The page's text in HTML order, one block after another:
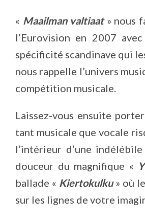
« Maailman valtiaat» nous
l’Eurovision en 2007
spécificité scandinave qui
nous rappelle l’univers
compétition musicale.
Laissez-vous ensuite
tant musicale que vocale
l’intérieur d’une
douceur du magnifique «
ballade « Kiertokulku» où
sur les lignes de votre